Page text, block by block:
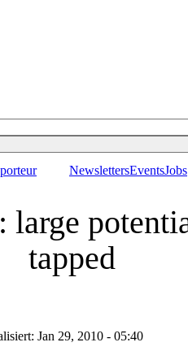
NewslettersEventsJobs
large
tapped
Jan 29, 2010 - 05:40